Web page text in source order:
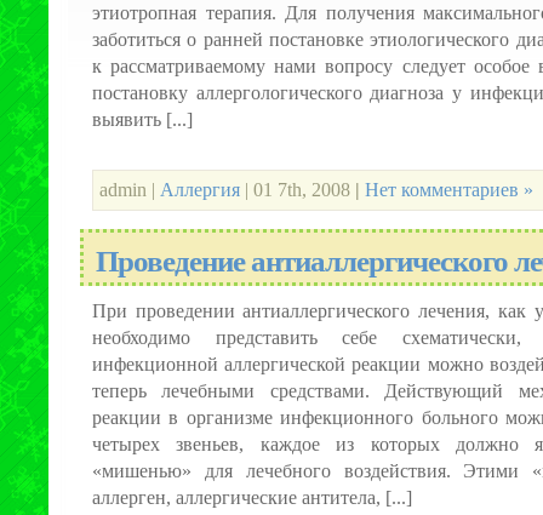
этиотропная терапия. Для получения
заботиться о ранней постановке этиологического
к рассматриваемому нами вопросу следует
постановку аллергологического диагноза у
выявить [...]
admin | Аллергия | 01 7th, 2008 | Нет комментариев »
Проведение антиаллергического
При проведении антиаллергического лечения, как
необходимо представить себе
инфекционной аллергической реакции можно
теперь лечебными средствами. Действующий
реакции в организме инфекционного больного
четырех звеньев, каждое из которых должно
«мишенью» для лечебного воздействия. Этими
аллерген, аллергические антитела, [...]